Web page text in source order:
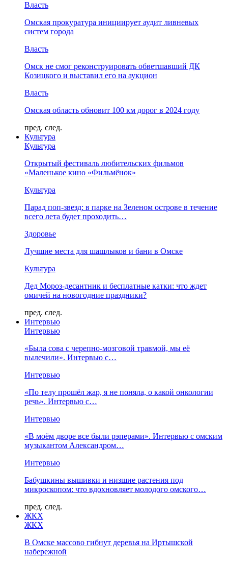
Власть
Омская прокуратура инициирует аудит ливневых
систем города
Власть
Омск не смог реконструировать обветшавший ДК
Козицкого и выставил его на аукцион
Власть
Омская область обновит 100 км дорог в 2024 году
пред. след.
Культура
Культура
Открытый фестиваль любительских фильмов
«Маленькое кино «Фильмёнок»
Культура
Парад поп-звезд: в парке на Зеленом острове в течение
всего лета будет проходить…
Здоровье
Лучшие места для шашлыков и бани в Омске
Культура
Дед Мороз-десантник и бесплатные катки: что ждет
омичей на новогодние праздники?
пред. след.
Интервью
Интервью
«Была сова с черепно-мозговой травмой, мы её
вылечили». Интервью с…
Интервью
«По телу прошёл жар, я не поняла, о какой онкологии
речь». Интервью с…
Интервью
«В моём дворе все были рэперами». Интервью с омским
музыкантом Александром…
Интервью
Бабушкины вышивки и низшие растения под
микроскопом: что вдохновляет молодого омского…
пред. след.
ЖКХ
ЖКХ
В Омске массово гибнут деревья на Иртышской
набережной